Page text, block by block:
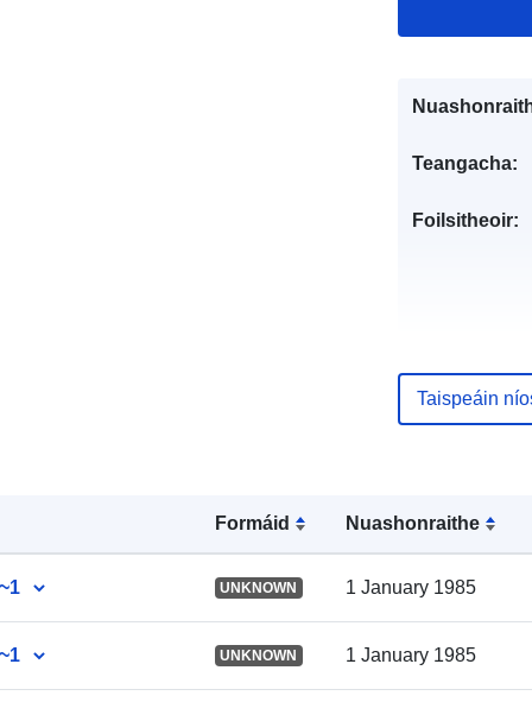
Formáid Nuashonraithe
UNKNOWN 1 January 1985
UNKNOWN 1 January 1985
Teangacha:
Foilsitheoir:
Taifead
Spásúil:
Taispeáin